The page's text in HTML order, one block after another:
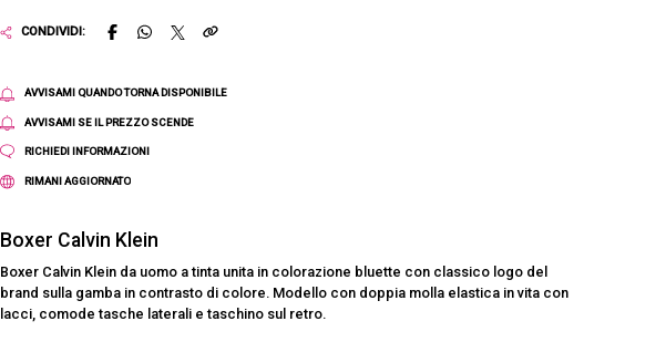
CONDIVIDI:
AVVISAMI QUANDO TORNA DISPONIBILE
AVVISAMI SE IL PREZZO SCENDE
RICHIEDI INFORMAZIONI
RIMANI AGGIORNATO
Boxer Calvin Klein
Boxer Calvin Klein da uomo a tinta unita in colorazione bluette con classico logo del
brand sulla gamba in contrasto di colore. Modello con doppia molla elastica in vita con
lacci, comode tasche laterali e taschino sul retro.